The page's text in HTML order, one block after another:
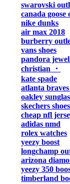
swarovski
canada goose
nike dunks
air max 2018
burberry
vans shoes
pandora
christian ・
kate spade
atlanta braves
oakley
skechers shoes
cheap nfl
adidas nmd
rolex watches
yeezy boost
longchamp
arizona
yeezy 350
timberland